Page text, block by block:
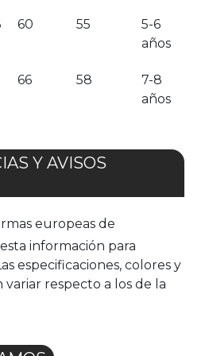
60 55
5-6
años
66 58
7-8
años
Y AVISOS
europeas de
información para
especificaciones, colores y
respecto a los de la